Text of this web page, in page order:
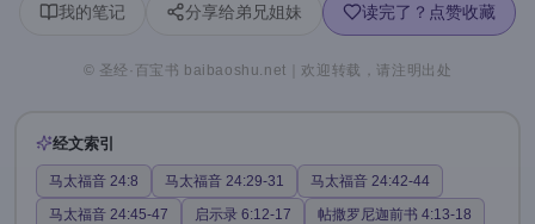
我的笔记 分享给弟兄姐妹 读完了？点赞收藏
© 圣经·百宝书 baibaoshu.net｜欢迎转载，请注明出处
经文索引
马太福音 24:8 马太福音 24:29-31
马太福音 24:42-44
马太福音 24:45-47
启示录 6:12-17
帖撒罗尼迦前书 4:13-18